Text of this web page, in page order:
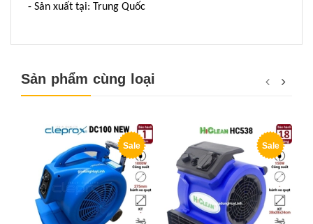
- Sản xuất tại: Trung Quốc
Sản phẩm cùng loại
Sale Sale